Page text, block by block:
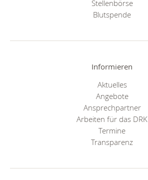
Stellenbörse
Blutspende
Informieren
Aktuelles
Angebote
Ansprechpartner
Arbeiten für das DRK
Termine
Transparenz